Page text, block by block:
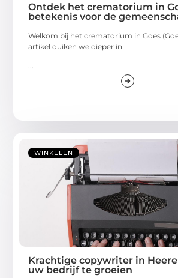
Ontdek het crematorium in
betekenis voor de
Welkom bij het crematorium in Goes
artikel duiken we dieper in
...
WINKELEN
Krachtige copywriter in
uw bedrijf te groeien